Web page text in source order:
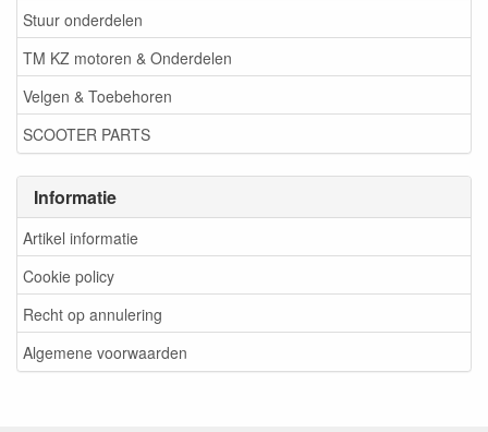
Stuur onderdelen
TM KZ motoren & Onderdelen
Velgen & Toebehoren
SCOOTER PARTS
Informatie
Artikel informatie
Cookie policy
Recht op annulering
Algemene voorwaarden